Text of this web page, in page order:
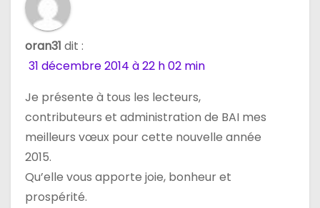
e
a
r
t
oran31 dit :
31 décembre 2014 à 22 h 02 min
Je présente à tous les lecteurs,
contributeurs et administration de BAI mes
meilleurs vœux pour cette nouvelle année
2015.
Qu’elle vous apporte joie, bonheur et
prospérité.